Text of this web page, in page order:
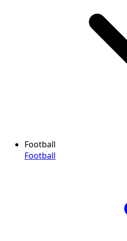
Football
Football